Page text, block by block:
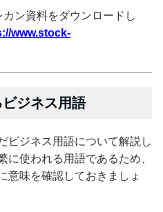
ン資料をダウンロードし
www.stock-
ジネス用語
ビジネス用語について解説し
に使われる用語であるため、
意味を確認しておきましょ